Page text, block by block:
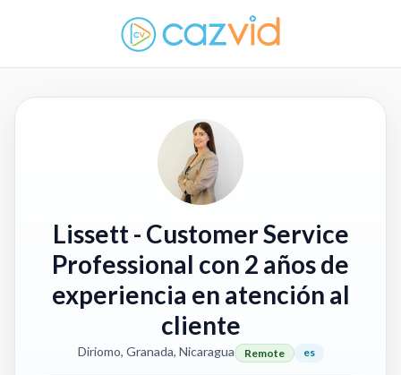
Lissett- Customer Service
Professional con 2 años de
experiencia en atención al
cliente
Diriomo, Granada, Nicaragua Remote es